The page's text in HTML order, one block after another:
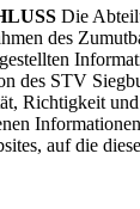
Die
des
des STV
Richtigkeit
auf die